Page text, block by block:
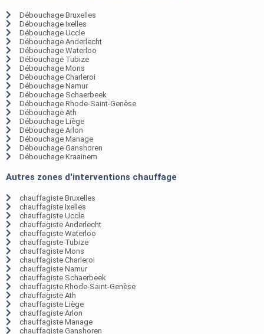
Débouchage Bruxelles
Débouchage Ixelles
Débouchage Uccle
Débouchage Anderlecht
Débouchage Waterloo
Débouchage Tubize
Débouchage Mons
Débouchage Charleroi
Débouchage Namur
Débouchage Schaerbeek
Débouchage Rhode-Saint-Genèse
Débouchage Ath
Débouchage Liège
Débouchage Arlon
Débouchage Manage
Débouchage Ganshoren
Débouchage Kraainem
Autres zones d'interventions chauffage
chauffagiste Bruxelles
chauffagiste Ixelles
chauffagiste Uccle
chauffagiste Anderlecht
chauffagiste Waterloo
chauffagiste Tubize
chauffagiste Mons
chauffagiste Charleroi
chauffagiste Namur
chauffagiste Schaerbeek
chauffagiste Rhode-Saint-Genèse
chauffagiste Ath
chauffagiste Liège
chauffagiste Arlon
chauffagiste Manage
chauffagiste Ganshoren